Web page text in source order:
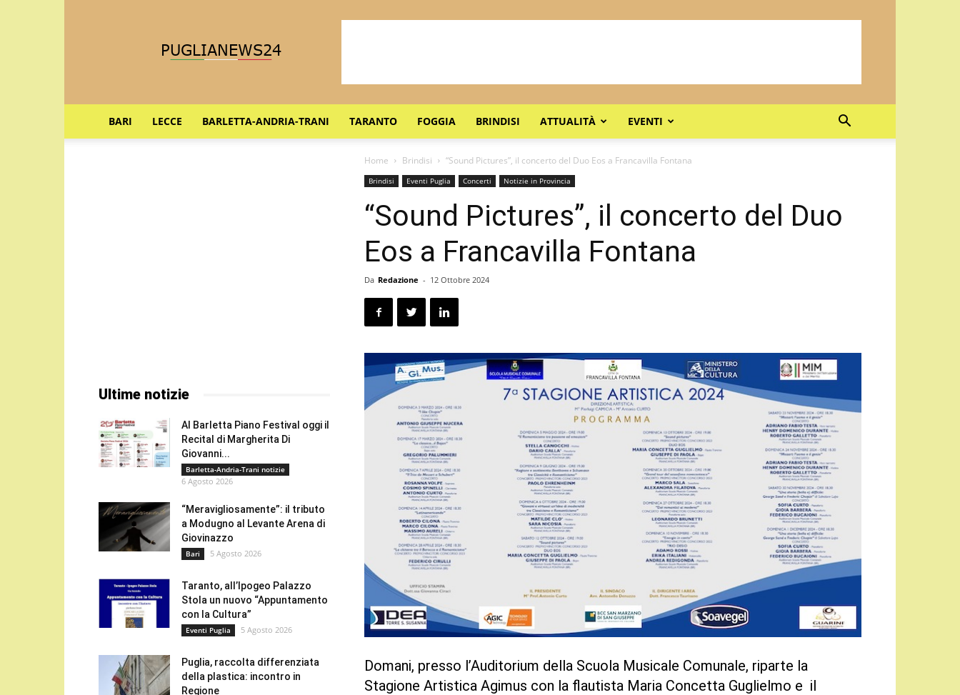
BARI LECCE BARLETTA-ANDRIA-TRANI TARANTO FOGGIA BRINDISI ATTUALITÀ EVENTI
Home Brindisi “Sound Pictures”, il concerto del Duo Eos a Francavilla Fontana
Brindisi Eventi Puglia Concerti Notizie in Provincia
“Sound Pictures”, il concerto del Duo
Eos a Francavilla Fontana
Da Redazione - 12 Ottobre 2024
Domani, presso l’Auditorium della Scuola Musicale Comunale, riparte la
Stagione Artistica Agimus con la flautista Maria Concetta Guglielmo e il
Ultime notizie
Al Barletta Piano Festival oggi il
Recital di Margherita Di
Giovanni...
Barletta-Andria-Trani notizie
6 Agosto 2026
“Meravigliosamente”: il tributo
a Modugno al Levante Arena di
Giovinazzo
Bari 5 Agosto 2026
Taranto, all’Ipogeo Palazzo
Stola un nuovo “Appuntamento
con la Cultura”
Eventi Puglia 5 Agosto 2026
Puglia, raccolta differenziata
della plastica: incontro in
Regione